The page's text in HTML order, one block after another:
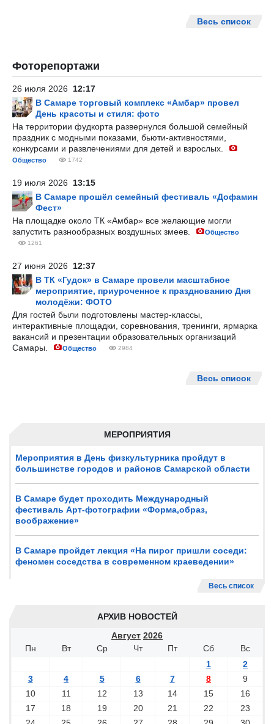
МЕРОПРИЯТИЯ
Мероприятия в День физкультурника пройдут в
большинстве городов и районов Самарской области
В Самаре будет проходить Международный
фестиваль Арт-фотографии «Форма,образ,
воображение»
В Самаре пройдет лекция «На пирог пришли соседи:
феномен соседства в современном краеведении»
Весь список
АРХИВ НОВОСТЕЙ
Август 2026
Пн
Вт Ср Чт Пт Сб
Вс
1
2
3
4 5 6 7 8
9
10
11 12 13 14 15
16
17
18 19 20 21 22
23
Весь список
Фоторепортажи
26 июля 2026 12:17
В Самаре торговый комплекс «Амбар» провел
День красоты и стиля: фото
На территории фудкорта развернулся большой семейный
праздник с модными показами, бьюти-активностями,
конкурсами и развлечениями для детей и взрослых.
Общество 1742
19 июля 2026 13:15
В Самаре прошёл семейный фестиваль «Дофамин
Фест»
На площадке около ТК «Амбар» все желающие могли
запустить разнообразных воздушных змеев.
Общество
1261
27 июня 2026 12:37
В ТК «Гудок» в Самаре провели масштабное
мероприятие, приуроченное к празднованию Дня
молодёжи: ФОТО
Для гостей были подготовлены мастер-классы,
интерактивные площадки, соревнования, тренинги, ярмарка
вакансий и презентации образовательных организаций
Самары.
Общество 2984
Весь список